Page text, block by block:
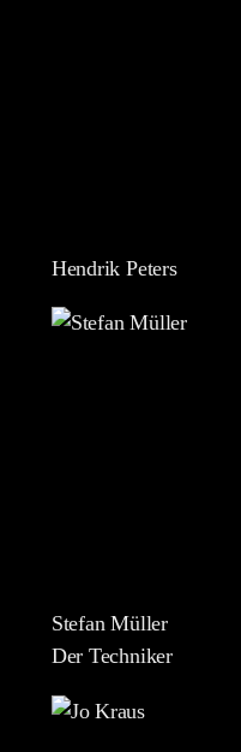
Hendrik Peters
Stefan Müller
Der Techniker